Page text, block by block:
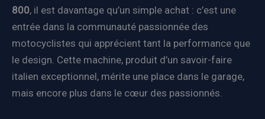
800, il est davantage qu’un simple achat : c’est une
entrée dans la communauté passionnée des
motocyclistes qui apprécient tant la performance que
le design. Cette machine, produit d’un savoir-faire
italien exceptionnel, mérite une place dans le garage,
mais encore plus dans le cœur des passionnés.